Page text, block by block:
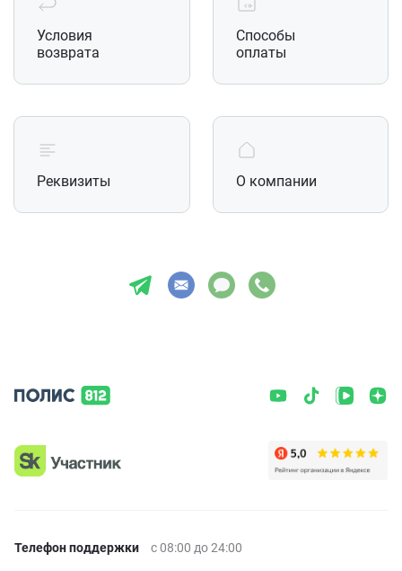
Условия
возврата
Способы
оплаты
Реквизиты О компании
Телефон поддержки с 08:00 до 24:00